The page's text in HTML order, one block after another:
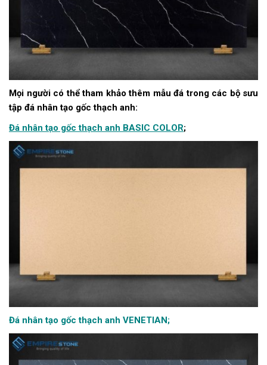
Mọi người có thể tham khảo thêm mẫu đá trong các bộ sưu
tập đá nhân tạo gốc thạch anh:
Đá nhân tạo gốc thạch anh BASIC COLOR;
Đá nhân tạo gốc thạch anh VENETIAN ;